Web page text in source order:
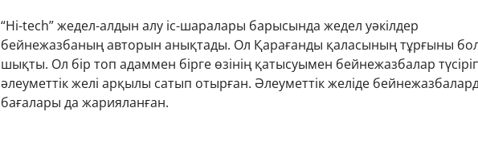
“Hi-tech” жедел-алдын алу іс-шаралары барысында жедел уәкілдер
бейнежазбаның авторын анықтады. Ол Қарағанды қаласының тұрғыны
шықты. Ол бір топ адаммен бірге өзінің қатысуымен бейнежазбалар
әлеуметтік желі арқылы сатып отырған. Әлеуметтік желіде
бағалары да жарияланған.